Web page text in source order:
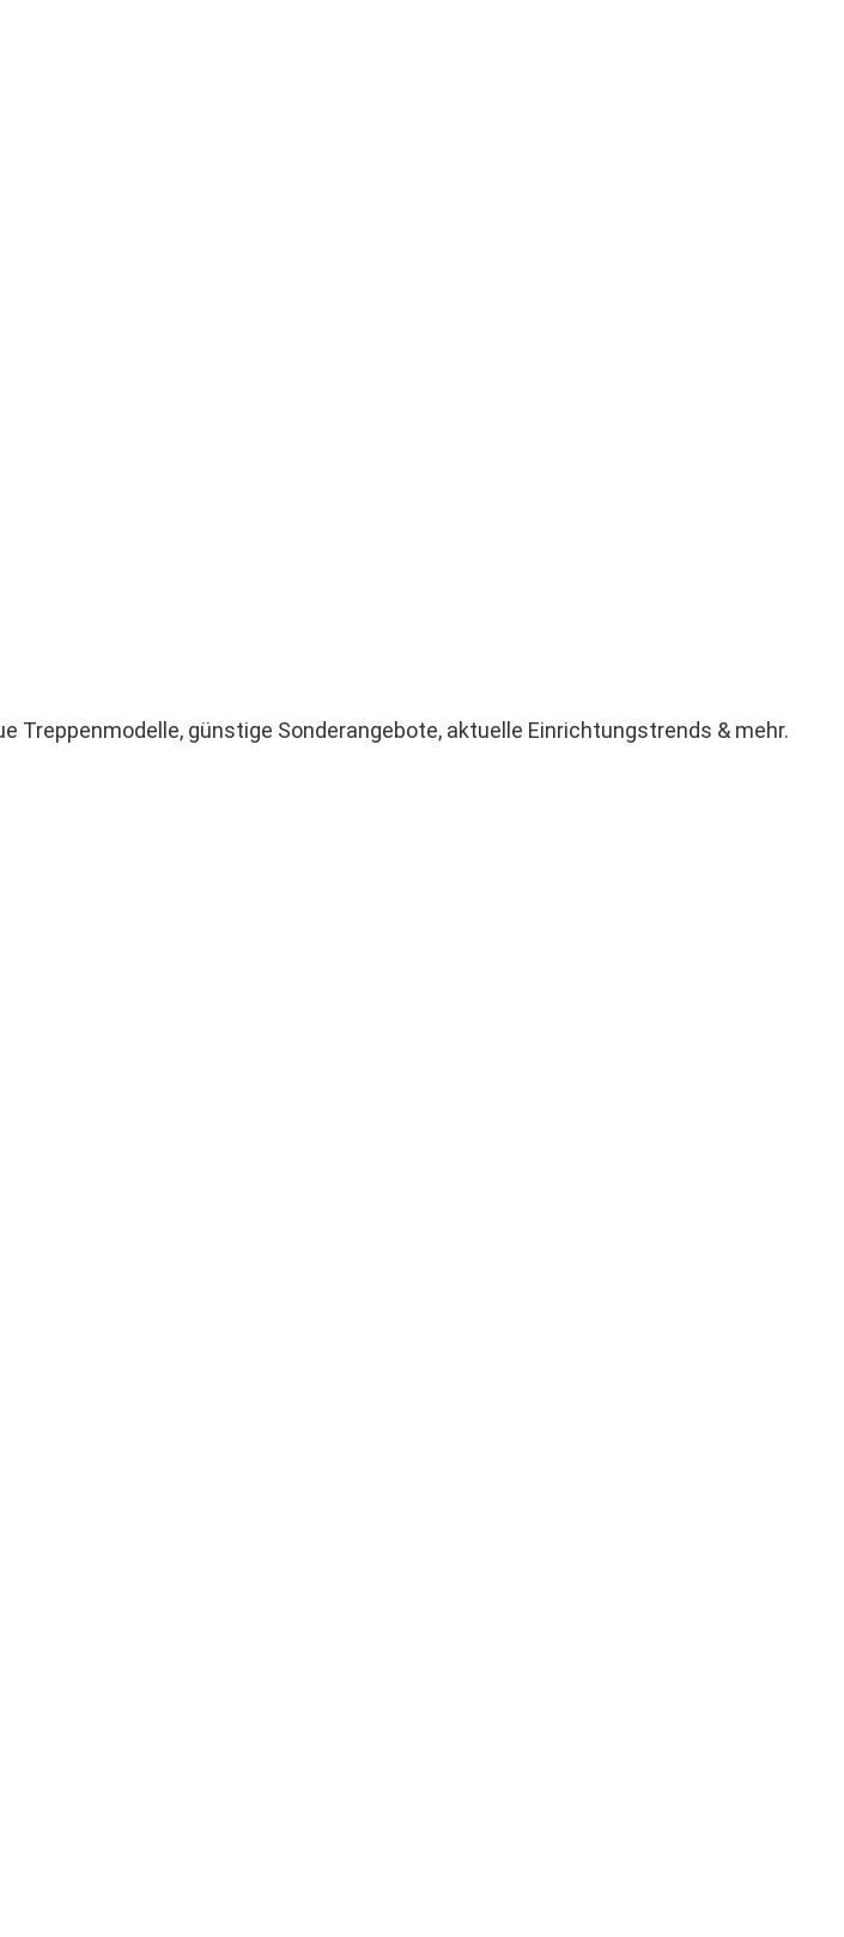
Treppenmodelle, günstige Sonderangebote, aktuelle Einrichtungstrends & mehr.